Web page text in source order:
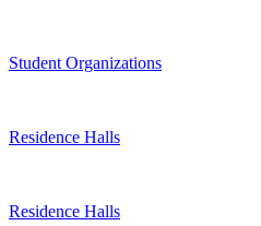
Student Organizations
Residence Halls
Residence Halls